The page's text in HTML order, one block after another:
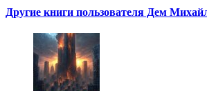
Другие книги пользователя Дем